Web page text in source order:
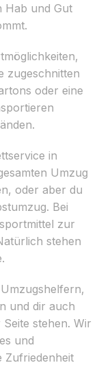
Hab und Gut
zugeschnitten
oder eine
in
Umzug
oder aber du
Bei
zur
stehen
und dir auch
stehen. Wir
und
Zufriedenheit